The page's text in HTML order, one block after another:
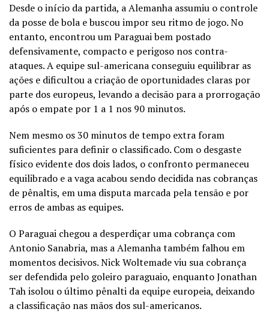
Desde o início da partida, a Alemanha assumiu o controle
da posse de bola e buscou impor seu ritmo de jogo. No
entanto, encontrou um Paraguai bem postado
defensivamente, compacto e perigoso nos contra-
ataques. A equipe sul-americana conseguiu equilibrar as
ações e dificultou a criação de oportunidades claras por
parte dos europeus, levando a decisão para a prorrogação
após o empate por 1 a 1 nos 90 minutos.
Nem mesmo os 30 minutos de tempo extra foram
suficientes para definir o classificado. Com o desgaste
físico evidente dos dois lados, o confronto permaneceu
equilibrado e a vaga acabou sendo decidida nas cobranças
de pênaltis, em uma disputa marcada pela tensão e por
erros de ambas as equipes.
O Paraguai chegou a desperdiçar uma cobrança com
Antonio Sanabria, mas a Alemanha também falhou em
momentos decisivos. Nick Woltemade viu sua cobrança
ser defendida pelo goleiro paraguaio, enquanto Jonathan
Tah isolou o último pênalti da equipe europeia, deixando
a classificação nas mãos dos sul-americanos.